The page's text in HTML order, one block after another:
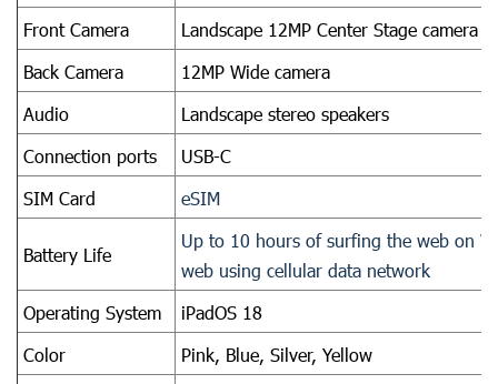
Front Camera
Landscape 12MP Center Stage camera
Back Camera
12MP Wide camera
Audio
Landscape stereo speakers
Connection ports
USB-C
SIM Card
eSIM
Battery Life
Up to 10 hours of surfing the web on
web using cellular data network
Operating System
iPadOS 18
Color
Pink, Blue, Silver, Yellow